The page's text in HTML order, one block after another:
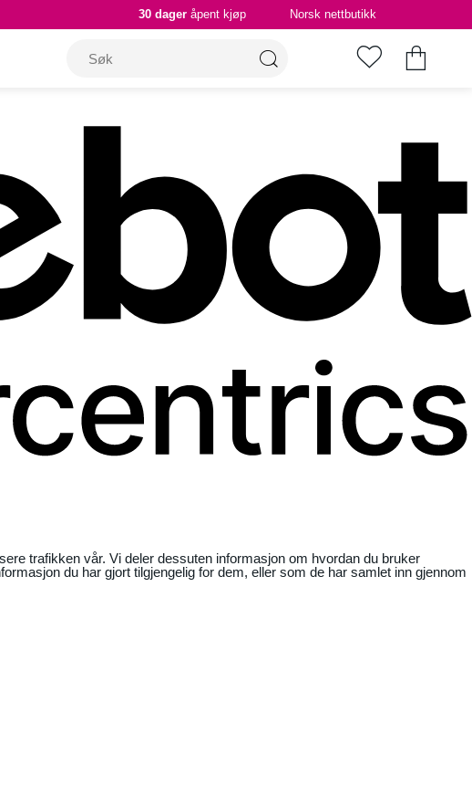
trafikken vår. Vi deler dessuten informasjon om hvordan du bruker
du har gjort tilgjengelig for dem, eller som de har samlet inn gjennom
30 dager åpent kjøp Norsk nettbutikk